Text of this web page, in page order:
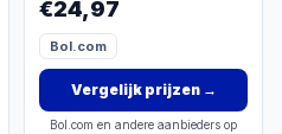
Massage Muscle Fascia
Release Ball
€24,97
Bol.com
Vergelijk prijzen→
Bol.com en andere aanbieders op